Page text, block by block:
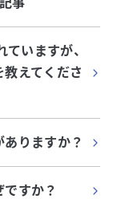
いますが、
えてくださ
りますか？
すか？